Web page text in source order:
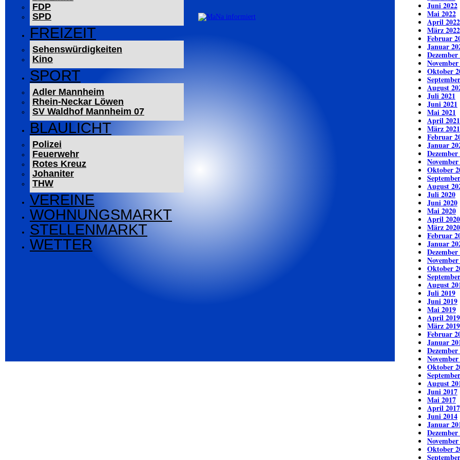
FDP
SPD
FREIZEIT
Sehenswürdigkeiten
Kino
SPORT
Adler Mannheim
Rhein-Neckar Löwen
SV Waldhof Mannheim 07
BLAULICHT
Polizei
Feuerwehr
Rotes Kreuz
Johaniter
THW
VEREINE
WOHNUNGSMARKT
STELLENMARKT
WETTER
Juni 2022
Mai 2022
April 2022
März 2022
Februar
Januar
Dezember
November
Oktober
August
Juli 2021
Juni 2021
Mai 2021
April 2021
März 2021
Februar
Januar
Dezember
Oktober
August
Juli 2020
Juni 2020
Mai 2020
April 2020
März 2020
Februar
Januar
Dezember
Oktober
August
Juli 2019
Juni 2019
Mai 2019
April 2019
März 2019
Februar
Januar
Dezember
Oktober
August
Juni 2017
Mai 2017
April 2017
Juni 2014
Januar
Dezember
Oktober